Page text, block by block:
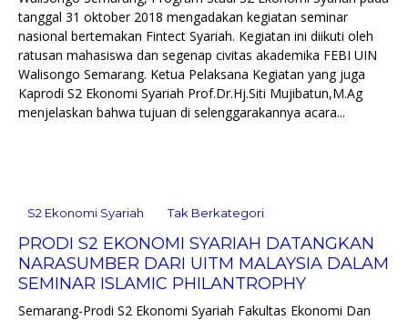
tanggal 31 oktober 2018 mengadakan kegiatan seminar
nasional bertemakan Fintect Syariah. Kegiatan ini diikuti oleh
ratusan mahasiswa dan segenap civitas akademika FEBI UIN
Walisongo Semarang. Ketua Pelaksana Kegiatan yang juga
Kaprodi S2 Ekonomi Syariah Prof.Dr.Hj.Siti Mujibatun,M.Ag
menjelaskan bahwa tujuan di selenggarakannya acara...
S2 Ekonomi Syariah Tak Berkategori
PRODI S2 EKONOMI SYARIAH DATANGKAN
NARASUMBER DARI UITM MALAYSIA DALAM
SEMINAR ISLAMIC PHILANTROPHY
Semarang-Prodi S2 Ekonomi Syariah Fakultas Ekonomi Dan